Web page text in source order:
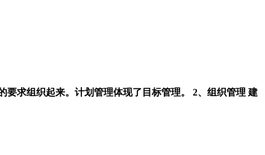
求组织起来。计划管理体现了目标管理。 2、组织管理 建